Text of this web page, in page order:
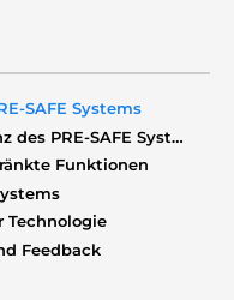
SAFE Systems
Die Definition und Relevanz des PRE-SAFE Systems
Funktionen
Technologie
Feedback